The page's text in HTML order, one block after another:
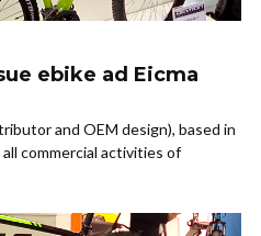
ebike ad Eicma
and OEM design), based in
commercial activities of